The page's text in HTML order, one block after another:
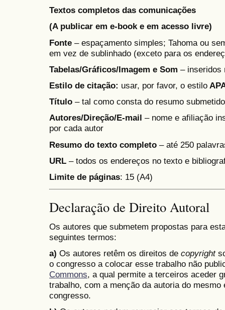
Textos completos das comunicações
(A publicar em e-book e em acesso livre)
Fonte – espaçamento simples; Tahoma ou
em vez de sublinhado (exceto para os
Tabelas/Gráficos/Imagem e Som – inseridos
Estilo de citação: usar, por favor, o estilo
Título – tal como consta do resumo submetido
Autores/Direção/E-mail – nome e afiliação
por cada autor
Resumo do texto completo – até 250
URL – todos os endereços no texto e
Limite de páginas: 15 (A4)
Declaração de Direito Autoral
Os autores que submetem propostas para
seguintes termos:
a) Os autores retêm os direitos de copyright
o congresso a colocar esse trabalho não
Commons, a qual permite a terceiros aceder
trabalho, com a menção da autoria do
congresso.